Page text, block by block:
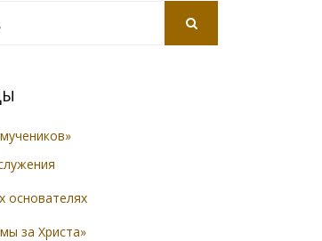
основателях
за Христа»